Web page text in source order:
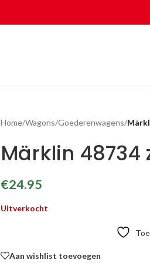
Home/Wagons/Goederenwagens/
Märklin
€24.95
Uitverkocht
Aan wishlist toevoegen